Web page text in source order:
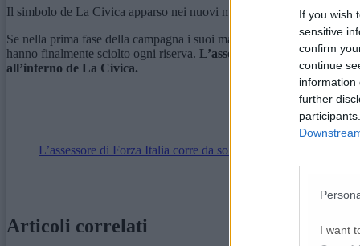
If you wish
sensitive
confirm
continue
information
further
I want
Il simbolo de La Civica apparso nei nuovi manifesti
Se nella prima fase della campagna i suoi manifesti avevano
hanno finalmente sciolto ogni riserva. L’assessore, entrato in
all’interno de La Civica.
L’assessore di Forza Italia corre da solo. Canestrari si ricandida
Articoli correlati